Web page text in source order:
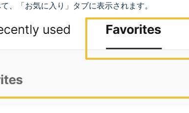
、「お気に入り」タブに表示されます。